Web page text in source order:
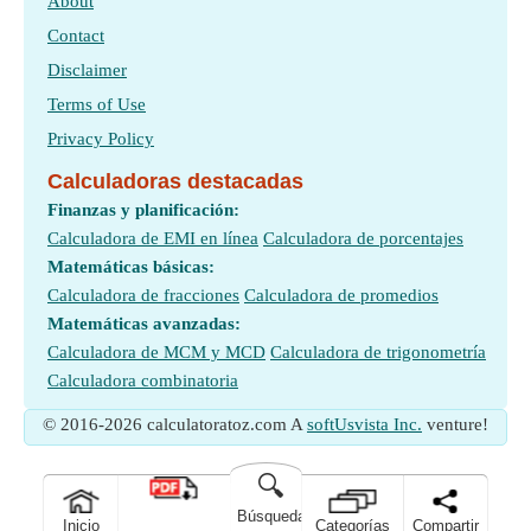
Contact
Disclaimer
Terms of Use
Privacy Policy
Calculadoras destacadas
Finanzas y planificación:
Calculadora de EMI en línea Calculadora de porcentajes
Matemáticas básicas:
Calculadora de fracciones Calculadora de promedios
Matemáticas avanzadas:
Calculadora de MCM y MCD Calculadora de trigonometría
Calculadora combinatoria
© 2016-2026 calculatoratoz.com A softUsvista Inc. venture!
Inicio
🔍
Búsqueda Categorías Compartir